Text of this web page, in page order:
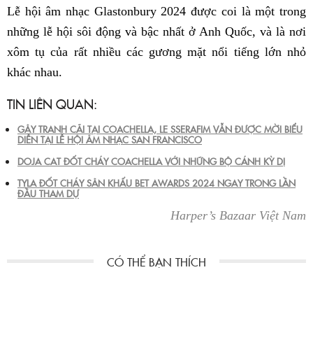
Lễ hội âm nhạc Glastonbury 2024 được coi là một trong
những lễ hội sôi động và bậc nhất ở Anh Quốc, và là nơi
xôm tụ của rất nhiều các gương mặt nổi tiếng lớn nhỏ
khác nhau.
TIN LIÊN QUAN:
GÂY TRANH CÃI TẠI COACHELLA, LE SSERAFIM VẪN ĐƯỢC MỜI BIỂU
DIỄN TẠI LỄ HỘI ÂM NHẠC SAN FRANCISCO
DOJA CAT ĐỐT CHÁY COACHELLA VỚI NHỮNG BỘ CÁNH KỲ DỊ
TYLA ĐỐT CHÁY SÂN KHẤU BET AWARDS 2024 NGAY TRONG LẦN
ĐẦU THAM DỰ
Harper’s Bazaar Việt Nam